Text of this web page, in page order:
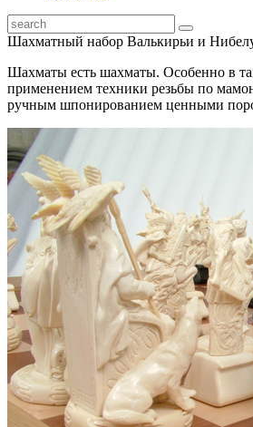
Шахматный набор Валькирьи и
Шахматы есть шахматы. Особенно в
применением техники резьбы по
ручным шпонированием ценными